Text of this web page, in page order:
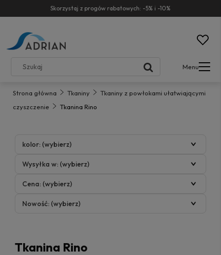
Skorzystaj z progów rabatowych: -5% i -10%
Menu
Strona główna Tkaniny
Tkaniny z powłokami ułatwiającymi
czyszczenie
Tkanina Rino
kolor: (wybierz)
Wysyłka w: (wybierz)
Cena: (wybierz)
Nowość: (wybierz)
Tkanina Rino